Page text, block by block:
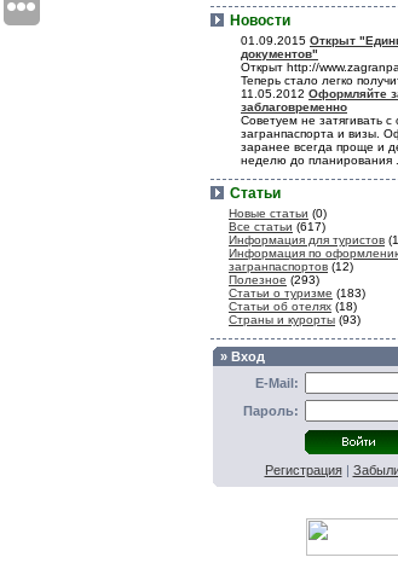
Новости
01.09.2015 Открыт
документов"
Открыт http://
Теперь стало легко
11.05.2012 Оформляйте
заблаговременно
Советуем не затягивать
загранпаспорта и визы.
заранее всегда проще и
неделю до планирования
Статьи
Новые статьи (0)
Все статьи (617)
Информация для туристов
Информация по
загранпаспортов (12)
Полезное (293)
Статьи о туризме (183)
Статьи об отелях (18)
Страны и курорты (93)
» Вход
E-Mail:
Пароль:
Регистрация|